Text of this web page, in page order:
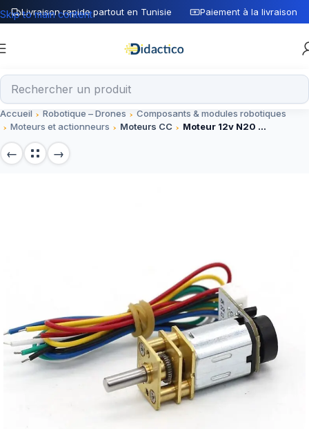
Livraison rapide partout en Tunisie Paiement à la livraison
Skip to main content
Accueil Robotique – Drones
Composants & modules robotiques
Moteurs et actionneurs
Moteurs CC Moteur 12v N20 300rpm avec encodeur